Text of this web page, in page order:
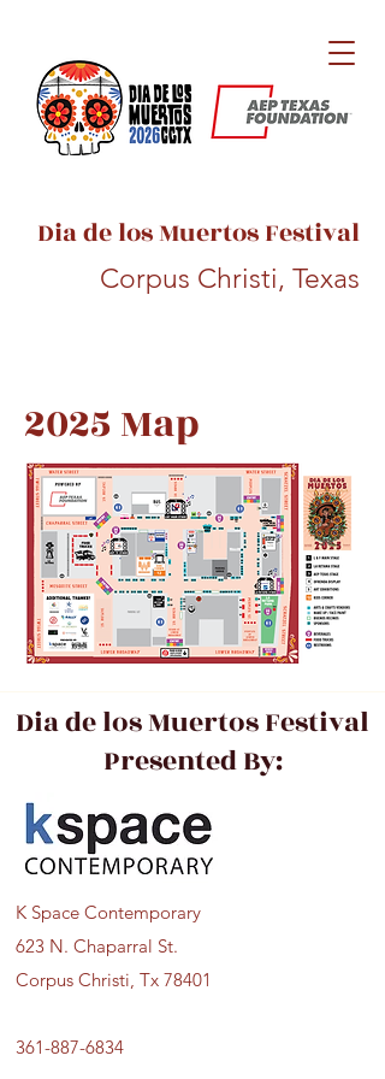
Dia de los Muertos Festival
Corpus Christi, Texas
2025 Map
Dia de los Muertos Festival
Presented By:
K Space Contemporary
623 N. Chaparral St.
Corpus Christi, Tx 78401
361-887-6834